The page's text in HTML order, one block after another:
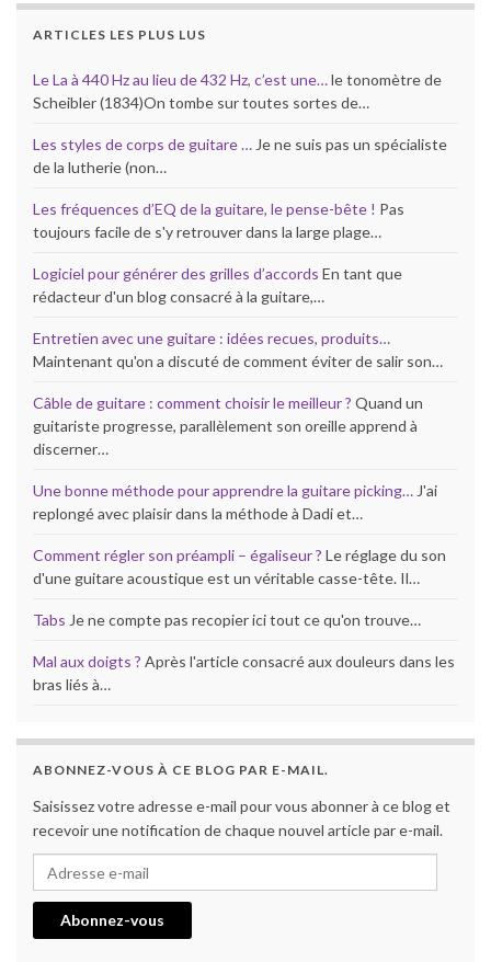
ARTICLES LES PLUS LUS
Le La à 440 Hz au lieu de 432 Hz, c’est une…le tonomètre de
Scheibler (1834)On tombe sur toutes sortes de…
Les styles de corps de guitare … Je ne suis pas un spécialiste
de la lutherie (non…
Les fréquences d’EQ de la guitare, le pense-bête ! Pas
toujours facile de s'y retrouver dans la large plage…
Logiciel pour générer des grilles d’accords En tant que
rédacteur d'un blog consacré à la guitare,…
Entretien avec une guitare : idées recues, produits…
Maintenant qu'on a discuté de comment éviter de salir son…
Câble de guitare : comment choisir le meilleur ? Quand un
guitariste progresse, parallèlement son oreille apprend à
discerner…
Une bonne méthode pour apprendre la guitare picking… J'ai
replongé avec plaisir dans la méthode à Dadi et…
Comment régler son préampli – égaliseur ? Le réglage du son
d'une guitare acoustique est un véritable casse-tête. Il…
Tabs Je ne compte pas recopier ici tout ce qu'on trouve…
Mal aux doigts ? Après l'article consacré aux douleurs dans les
bras liés à…
ABONNEZ-VOUS À CE BLOG PAR E-MAIL.
Saisissez votre adresse e-mail pour vous abonner à ce blog et
recevoir une notification de chaque nouvel article par e-mail.
Adresse e-mail
Abonnez-vous